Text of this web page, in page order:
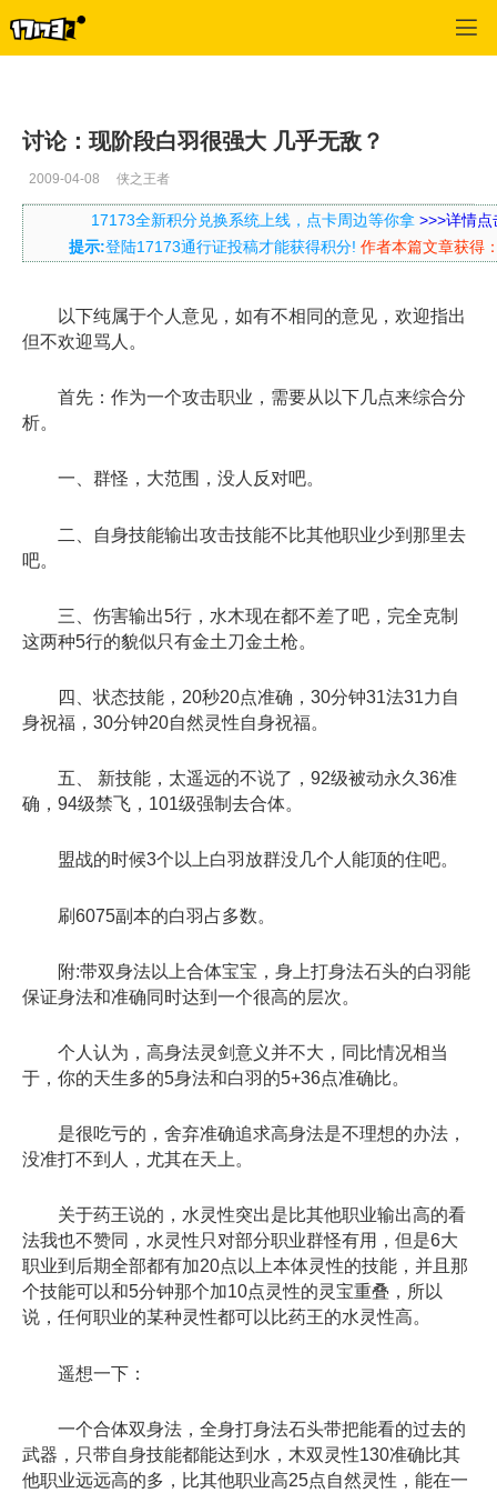
讨论：现阶段白羽很强大 几乎无敌？
2009-04-08 侠之王者
17173全新积分兑换系统上线，点卡周边等你拿 >>>详情点
提示:登陆17173通行证投稿才能获得积分! 作者本篇文章获得
以下纯属于个人意见，如有不相同的意见，欢迎指出
但不欢迎骂人。
首先：作为一个攻击职业，需要从以下几点来综合分
析。
一、群怪，大范围，没人反对吧。
二、自身技能输出攻击技能不比其他职业少到那里去
吧。
三、伤害输出5行，水木现在都不差了吧，完全克制
这两种5行的貌似只有金土刀金土枪。
四、状态技能，20秒20点准确，30分钟31法31力自
身祝福，30分钟20自然灵性自身祝福。
五、 新技能，太遥远的不说了，92级被动永久36准
确，94级禁飞，101级强制去合体。
盟战的时候3个以上白羽放群没几个人能顶的住吧。
刷6075副本的白羽占多数。
附:带双身法以上合体宝宝，身上打身法石头的白羽能
保证身法和准确同时达到一个很高的层次。
个人认为，高身法灵剑意义并不大，同比情况相当
于，你的天生多的5身法和白羽的5+36点准确比。
是很吃亏的，舍弃准确追求高身法是不理想的办法，
没准打不到人，尤其在天上。
关于药王说的，水灵性突出是比其他职业输出高的看
法我也不赞同，水灵性只对部分职业群怪有用，但是6大
职业到后期全部都有加20点以上本体灵性的技能，并且那
个技能可以和5分钟那个加10点灵性的灵宝重叠，所以
说，任何职业的某种灵性都可以比药王的水灵性高。
遥想一下：
一个合体双身法，全身打身法石头带把能看的过去的
武器，只带自身技能都能达到水，木双灵性130准确比其
他职业远远高的多，比其他职业高25点自然灵性，能在一